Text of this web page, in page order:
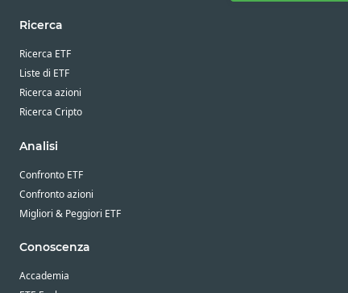
Ricerca
Ricerca ETF
Liste di ETF
Ricerca azioni
Ricerca Cripto
Analisi
Confronto ETF
Confronto azioni
Migliori & Peggiori ETF
Conoscenza
Accademia